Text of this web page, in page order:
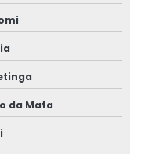
da Mata